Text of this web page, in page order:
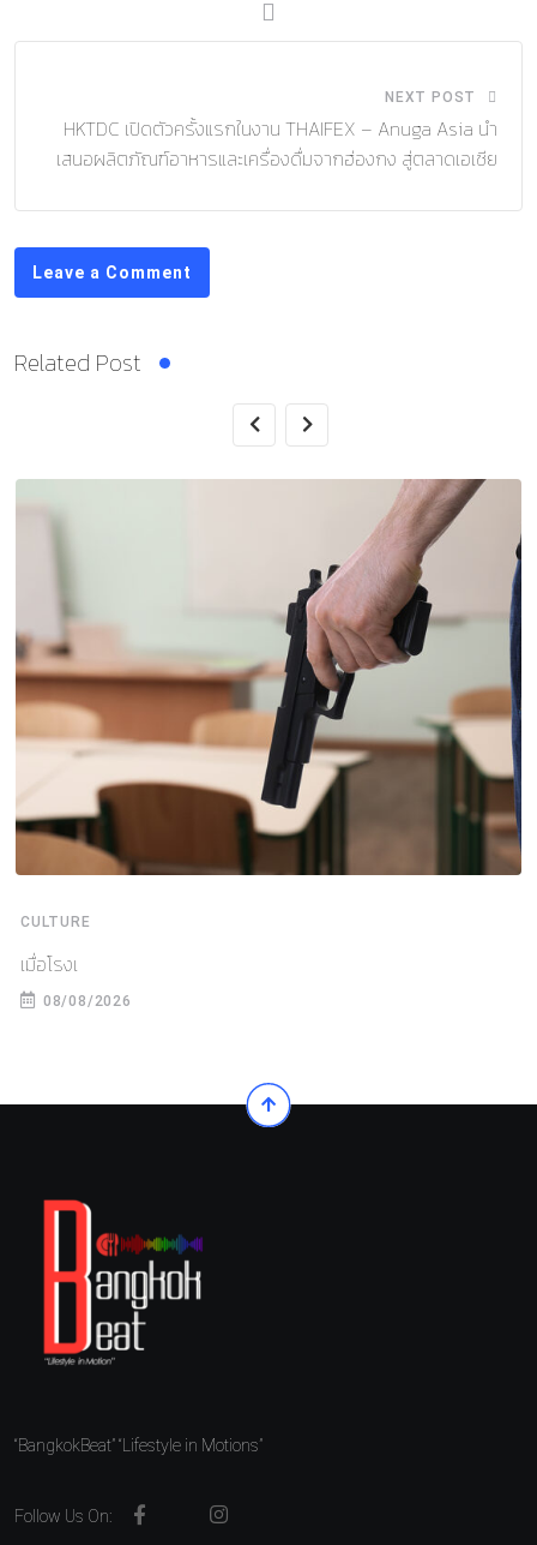
NEXT POST
HKTDC เปิดตัวครั้งแรกในงาน THAIFEX – Anuga Asia นำ
เสนอผลิตภัณฑ์อาหารและเครื่องดื่มจากฮ่องกง สู่ตลาดเอเชีย
Leave a Comment
Related Post
CULTURE
เมื่อโรงเ
08/08/2026
“BangkokBeat” “Lifestyle in Motions”
Follow Us On: